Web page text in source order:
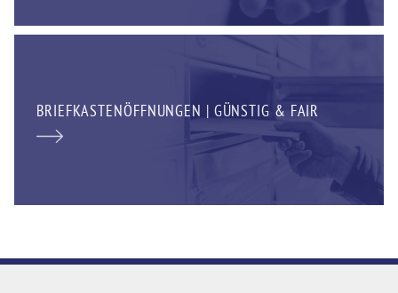
BRIEFKASTENÖFFNUNGEN | GÜNSTIG & FAIR